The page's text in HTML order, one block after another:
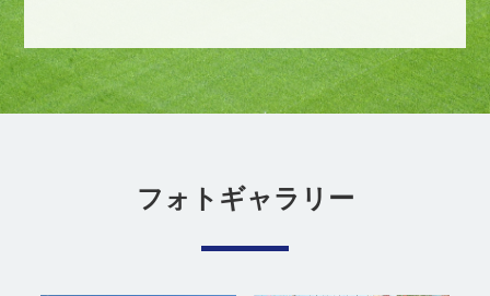
フォトギャラリー